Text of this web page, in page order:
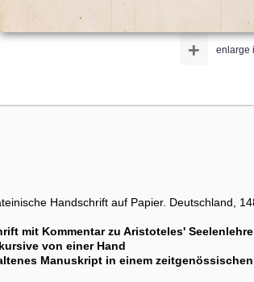
enlarge
+
Handschrift auf Papier. Deutschland,
mit Kommentar zu Aristoteles'
von einer Hand
Manuskript in einem